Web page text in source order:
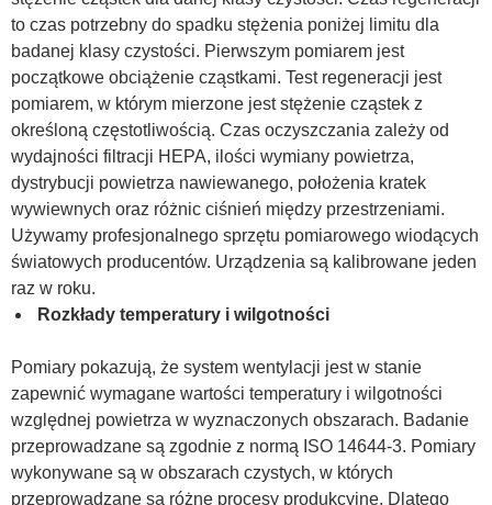
to czas potrzebny do spadku stężenia poniżej limitu dla
badanej klasy czystości. Pierwszym pomiarem jest
początkowe obciążenie cząstkami. Test regeneracji jest
pomiarem, w którym mierzone jest stężenie cząstek z
określoną częstotliwością. Czas oczyszczania zależy od
wydajności filtracji HEPA, ilości wymiany powietrza,
dystrybucji powietrza nawiewanego, położenia kratek
wywiewnych oraz różnic ciśnień między przestrzeniami.
Używamy profesjonalnego sprzętu pomiarowego wiodących
światowych producentów. Urządzenia są kalibrowane jeden
raz w roku.
Rozkłady temperatury i wilgotności
Pomiary pokazują, że system wentylacji jest w stanie
zapewnić wymagane wartości temperatury i wilgotności
względnej powietrza w wyznaczonych obszarach. Badanie
przeprowadzane są zgodnie z normą ISO 14644-3. Pomiary
wykonywane są w obszarach czystych, w których
przeprowadzane są różne procesy produkcyjne. Dlatego